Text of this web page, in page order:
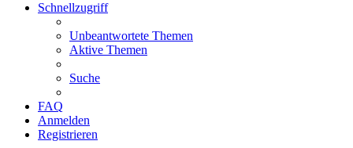
Schnellzugriff
Unbeantwortete Themen
Aktive Themen
Suche
FAQ
Anmelden
Registrieren